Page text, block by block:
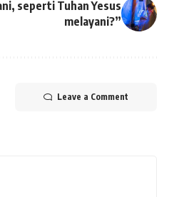
seperti Tuhan Yesus
melayani?”
Leave a Comment